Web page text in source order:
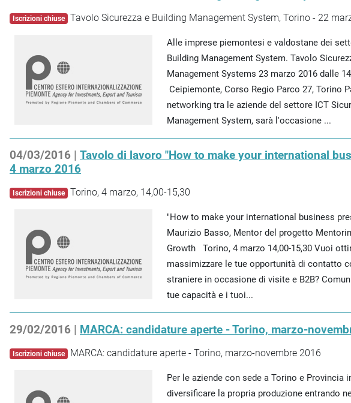
Iscrizioni chiuse Tavolo Sicurezza e Building Management System, Torino - 22
Alle imprese piemontesi e valdostane dei
Building Management System. Tavolo
Management Systems 23 marzo 2016 dalle
Ceipiemonte, Corso Regio Parco 27, Torino
networking tra le aziende del settore ICT
Management System, sarà l'occasione ...
04/03/2016 | Tavolo di lavoro "How to make your international
4 marzo 2016
Iscrizioni chiuse Torino, 4 marzo, 14,00-15,30
"How to make your international business
Maurizio Basso, Mentor del progetto
Growth Torino, 4 marzo 14,00-15,30 Vuoi
massimizzare le tue opportunità di contatto
straniere in occasione di visite e B2B?
tue capacità e i tuoi...
29/02/2016 | MARCA: candidature aperte - Torino, marzo-
Iscrizioni chiuse MARCA: candidature aperte - Torino, marzo-novembre 2016
Per le aziende con sede a Torino e Provincia
diversificare la propria produzione entrando